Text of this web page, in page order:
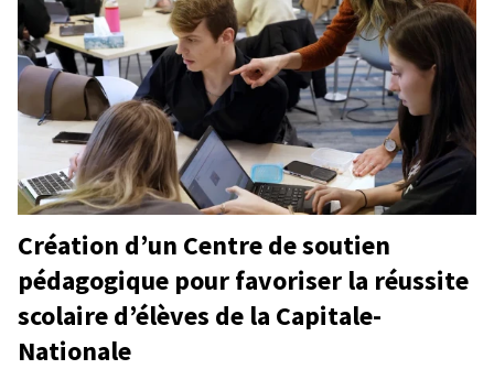
Création d’un Centre de soutien
pédagogique pour favoriser la réussite
scolaire d’élèves de la Capitale-
Nationale